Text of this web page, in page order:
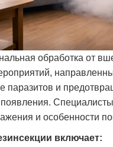
обработка от
паразитов и
появления.
и особенности
включает: